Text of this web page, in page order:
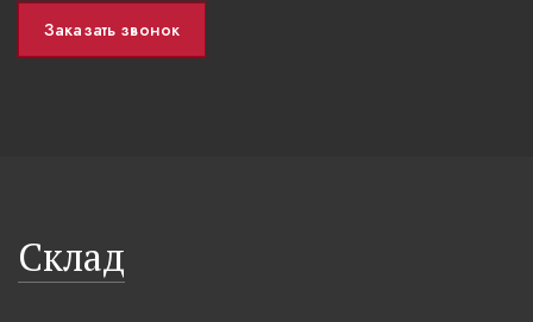
Заказать звонок
Склад